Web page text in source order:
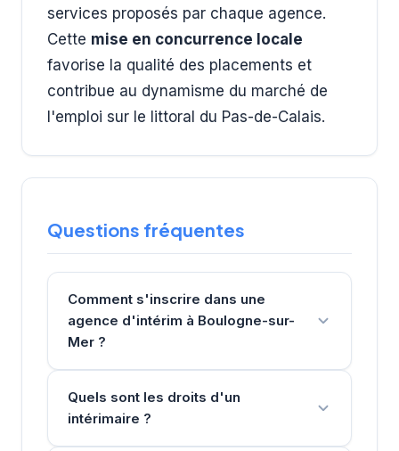
services proposés par chaque agence.
Cette mise en concurrence locale
favorise la qualité des placements et
contribue au dynamisme du marché de
l'emploi sur le littoral du Pas-de-Calais.
Questions fréquentes
Comment s'inscrire dans une
agence d'intérim à Boulogne-sur-
Mer ?
Quels sont les droits d'un
intérimaire ?